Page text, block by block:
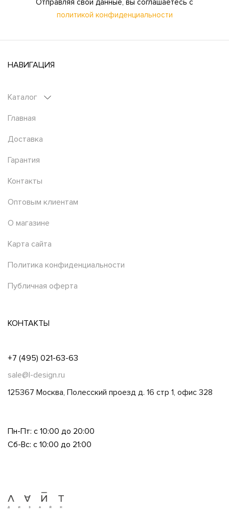
Отправляя свои данные, вы соглашаетесь с
политикой конфиденциальности
НАВИГАЦИЯ
Каталог
Главная
Доставка
Гарантия
Контакты
Оптовым клиентам
О магазине
Карта сайта
Политика конфиденциальности
Публичная оферта
КОНТАКТЫ
+7 (495) 021-63-63
sale@l-design.ru
125367 Москва, Полесский проезд д. 16 стр 1, офис 328
Пн-Пт: с 10:00 до 20:00
Сб-Вс: с 10:00 до 21:00